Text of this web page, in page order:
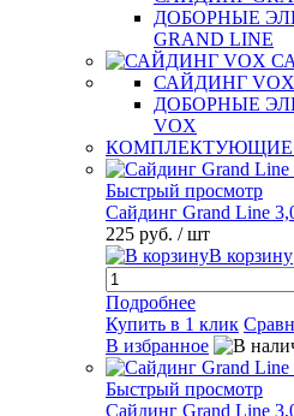
ДОБОРНЫЕ
GRAND LINE
САЙДИНГ VOX
ДОБОРНЫЕ
VOX
КОМПЛЕКТУЮЩИЕ
Быстрый просмотр
Сайдинг Grand Line
225 руб. / шт
В корзину
Подробнее
Купить в 1 клик
В избранное
Быстрый просмотр
Сайдинг Grand Line